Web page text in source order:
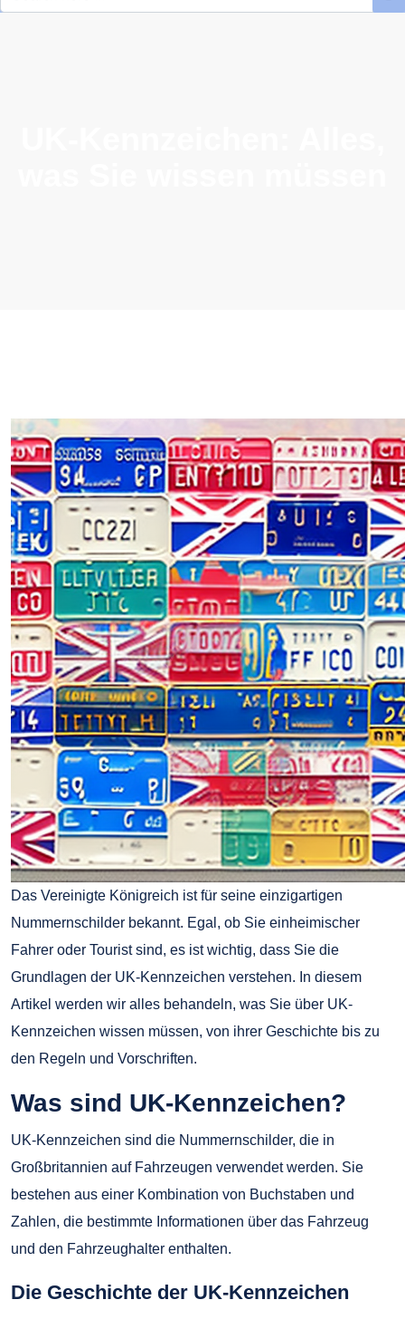
Das Vereinigte Königreich ist für seine einzigartigen
Nummernschilder bekannt. Egal, ob Sie einheimischer
Fahrer oder Tourist sind, es ist wichtig, dass Sie die
Grundlagen der UK-Kennzeichen verstehen. In diesem
Artikel werden wir alles behandeln, was Sie über UK-
Kennzeichen wissen müssen, von ihrer Geschichte bis zu
den Regeln und Vorschriften.
Was sind UK-Kennzeichen?
UK-Kennzeichen sind die Nummernschilder, die in
Großbritannien auf Fahrzeugen verwendet werden. Sie
bestehen aus einer Kombination von Buchstaben und
Zahlen, die bestimmte Informationen über das Fahrzeug
und den Fahrzeughalter enthalten.
Die Geschichte der UK-Kennzeichen